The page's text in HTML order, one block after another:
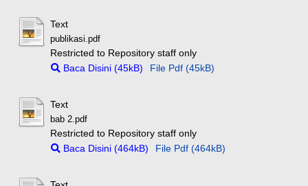
Text
publikasi.pdf
Restricted to Repository staff only
Baca Disini (45kB)
File Pdf (45kB)
Text
bab 2.pdf
Restricted to Repository staff only
Baca Disini (464kB)
File Pdf (464kB)